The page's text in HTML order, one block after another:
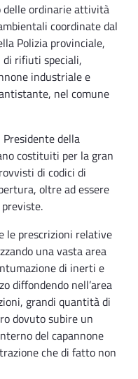
delle ordinarie attività
coordinate dal
Polizia provinciale,
rifiuti speciali,
industriale e
nel comune
della
costituiti per la gran
di codici di
oltre ad essere
le prescrizioni relative
una vasta area
di inerti e
diffondendo nell’area
grandi quantità di
dovuto subire un
del capannone
che di fatto non